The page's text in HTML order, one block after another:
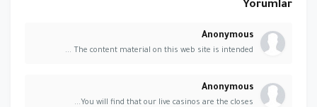
Yorumlar
Anonymous
The content material on this web site is intended ...
Anonymous
You will find that our live casinos are the closes...